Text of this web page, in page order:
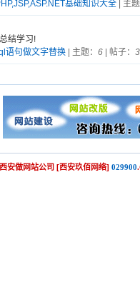
基础知识大全| 主
结学习!
语句做文字替换| 主题： 6| 帖子： 3
西安做网站公司 [西安玖佰网络] 029900